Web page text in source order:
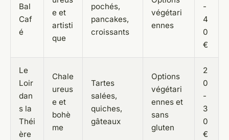
Bal
Caf
é
e et
artisti
que
pochés,
pancakes,
croissants
végétari
ennes
-
4
0
€
Le
Loir
dan
s la
Théi
ère
Chale
ureus
e et
bohè
me
Tartes
salées,
quiches,
gâteaux
Options
végétari
ennes et
sans
gluten
2
0
-
3
0
€